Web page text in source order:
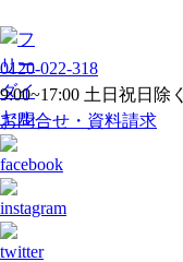
ブ
0120-022-318
9:00~17:00 土日祝日除く
お問合せ・資料請求